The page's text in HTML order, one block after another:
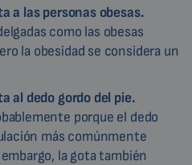
a las personas obesas.
como las obesas
la obesidad se considera un
al dedo gordo del pie.
porque el dedo
más comúnmente
la gota también